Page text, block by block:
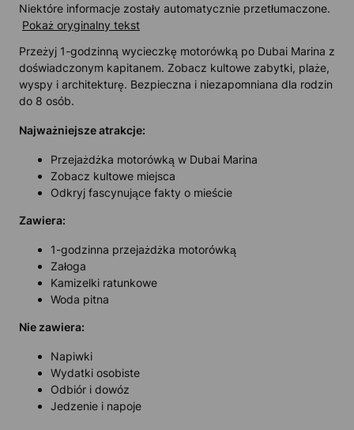
Niektóre informacje zostały automatycznie przetłumaczone.
Pokaż oryginalny tekst
Przeżyj 1-godzinną wycieczkę motorówką po Dubai Marina z
doświadczonym kapitanem. Zobacz kultowe zabytki, plaże,
wyspy i architekturę. Bezpieczna i niezapomniana dla rodzin
do 8 osób.
Najważniejsze atrakcje:
Przejażdżka motorówką w Dubai Marina
Zobacz kultowe miejsca
Odkryj fascynujące fakty o mieście
Zawiera:
1-godzinna przejażdżka motorówką
Załoga
Kamizelki ratunkowe
Woda pitna
Nie zawiera:
Napiwki
Wydatki osobiste
Odbiór i dowóz
Jedzenie i napoje